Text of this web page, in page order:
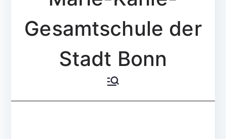
Gesamtschule der
Stadt Bonn